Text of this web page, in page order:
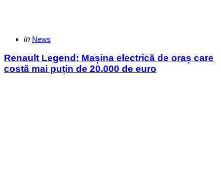
Categories
Posted
in News
Renault Legend: Mașina electrică de oraș care
costă mai puțin de 20.000 de euro